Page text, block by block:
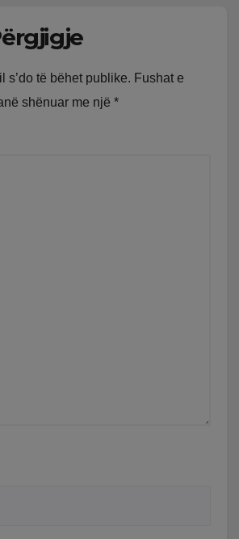
s’do të bëhet publike. Fushat e
shënuar me një *